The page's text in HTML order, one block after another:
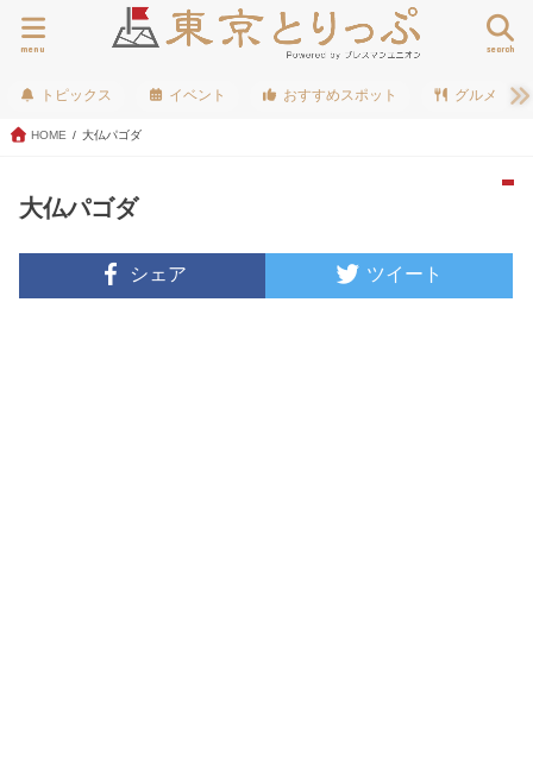
search
menu
トピックス イベント おすすめスポット グルメ
HOME 大仏パゴダ
大仏パゴダ
シェア ツイート